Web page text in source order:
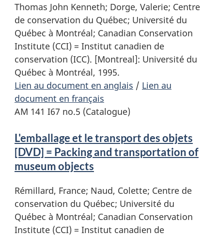
Thomas John Kenneth; Dorge, Valerie; Centre
de conservation du Québec; Université du
Québec à Montréal; Canadian Conservation
Institute (CCI) = Institut canadien de
conservation (ICC). [Montreal]: Université du
Québec à Montréal, 1995.
Lien au document en anglais / Lien au
document en français
AM 141 I67 no.5 (Catalogue)
L'emballage et le transport des objets
[DVD] = Packing and transportation of
museum objects
Rémillard, France; Naud, Colette; Centre de
conservation du Québec; Université du
Québec à Montréal; Canadian Conservation
Institute (CCI) = Institut canadien de